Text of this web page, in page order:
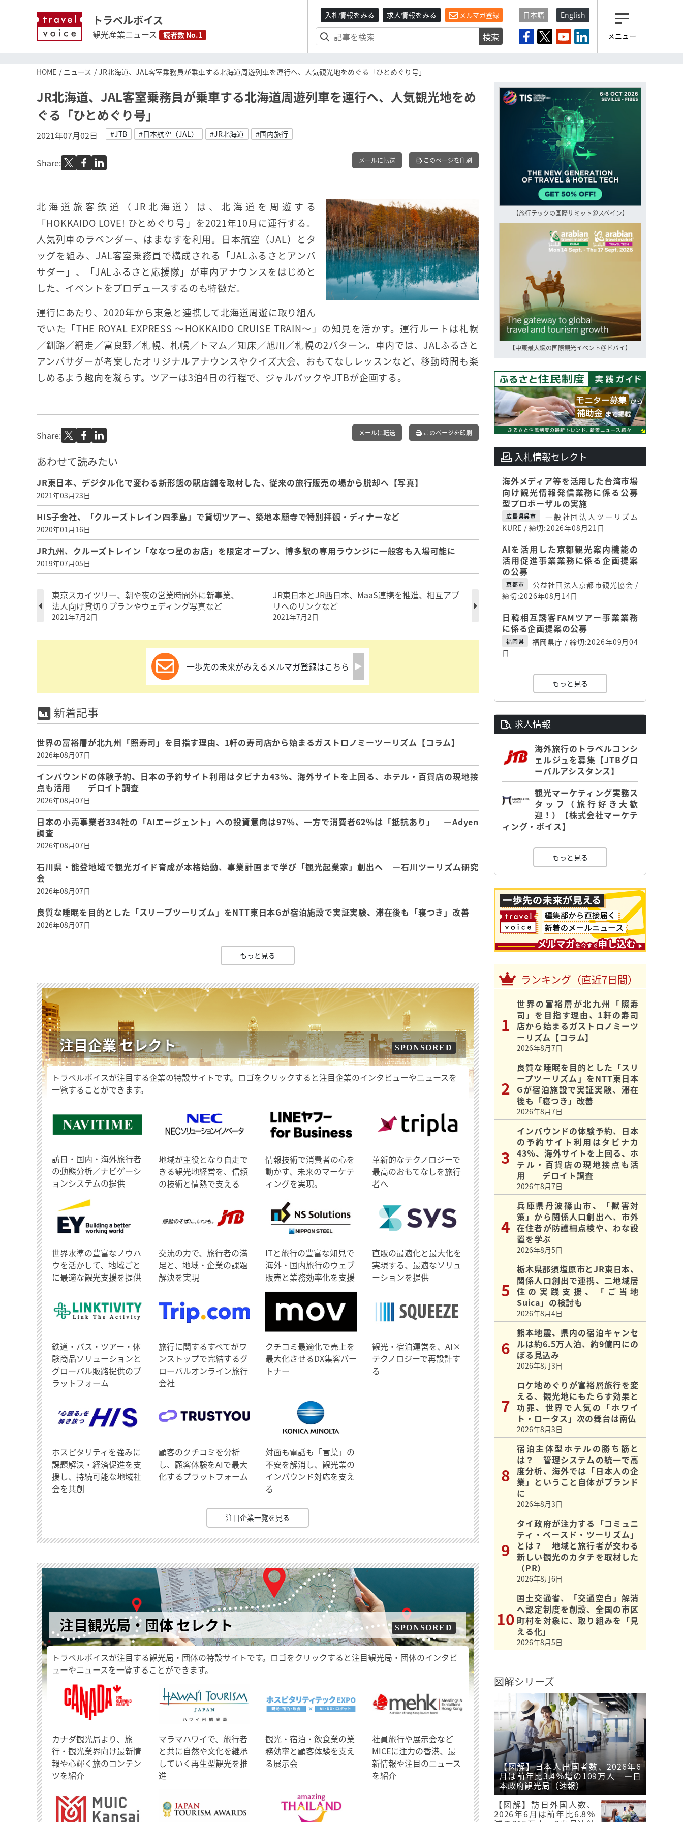
トラベルボイス
観光産業ニュース 読者数 No.1
入札情報をみる 求人情報をみる メルマガ登録
検索
日本語 English
メニュー
HOME ニュース JR北海道、JAL客室乗務員が乗車する北海道周遊列車を運行へ、人気観光地をめぐる「ひとめぐり号」
JR北海道、JAL客室乗務員が乗車する北海道周遊列車を運行へ、人気観光地をめ
ぐる「ひとめぐり号」
2021年07月02日 #JTB #日本航空（JAL） #JR北海道 #国内旅行
Share: メールに転送 このページを印刷
北海道旅客鉄道（JR北海道）は、北海道を周遊する
「HOKKAIDO LOVE! ひとめぐり号」を2021年10月に運行する。
人気列車のラベンダー、はまなすを利用。日本航空（JAL）とタ
ッグを組み、JAL客室乗務員で構成される「JALふるさとアンバ
サダー」、「JALふるさと応援隊」が車内アナウンスをはじめと
した、イベントをプロデュースするのも特徴だ。
運行にあたり、2020年から東急と連携して北海道周遊に取り組ん
でいた「THE ROYAL EXPRESS ～HOKKAIDO CRUISE TRAIN～」の知見を活かす。運行ルートは札幌
／釧路／網走／富良野／札幌、札幌／トマム／知床／旭川／札幌の2パターン。車内では、JALふるさと
アンバサダーが考案したオリジナルアナウンスやクイズ大会、おもてなしレッスンなど、移動時間も楽
しめるよう趣向を凝らす。ツアーは3泊4日の行程で、ジャルパックやJTBが企画する。
Share: メールに転送 このページを印刷
あわせて読みたい
JR東日本、デジタル化で変わる新形態の駅店舗を取材した、従来の旅行販売の場から脱却へ【写真】
2021年03月23日
HIS子会社、「クルーズトレイン四季島」で貸切ツアー、築地本願寺で特別拝観・ディナーなど
2020年01月16日
JR九州、クルーズトレイン「ななつ星のお店」を限定オープン、博多駅の専用ラウンジに一般客も入場可能に
2019年07月05日
東京スカイツリー、朝や夜の営業時間外に新事業、
法人向け貸切りプランやウェディング写真など
2021年7月2日
JR東日本とJR西日本、MaaS連携を推進、相互アプ
リへのリンクなど
2021年7月2日
一歩先の未来がみえるメルマガ登録はこちら
新着記事
世界の富裕層が北九州「照寿司」を目指す理由、1軒の寿司店から始まるガストロノミーツーリズム【コラム】
2026年08月07日
インバウンドの体験予約、日本の予約サイト利用はタビナカ43％、海外サイトを上回る、ホテル・百貨店の現地接
点も活用 ―デロイト調査
2026年08月07日
日本の小売事業者334社の「AIエージェント」への投資意向は97％、一方で消費者62％は「抵抗あり」 ―Adyen
調査
2026年08月07日
石川県・能登地域で観光ガイド育成が本格始動、事業計画まで学び「観光起業家」創出へ ―石川ツーリズム研究
会
2026年08月07日
良質な睡眠を目的とした「スリープツーリズム」をNTT東日本Gが宿泊施設で実証実験、滞在後も「寝つき」改善
2026年08月07日
もっと見る
注目企業 セレクト SPONSORED
トラベルボイスが注目する企業の特設サイトです。ロゴをクリックすると注目企業のインタビューやニュースを
一覧することができます。
訪日・国内・海外旅行者
の動態分析／ナビゲーシ
ョンシステムの提供
地域が主役となり自走で
きる観光地経営を、信頼
の技術と情熱で支える
情報技術で消費者の心を
動かす、未来のマーケテ
ィングを実現。
革新的なテクノロジーで
最高のおもてなしを旅行
者へ
世界水準の豊富なノウハ
ウを活かして、地域ごと
に最適な観光支援を提供
交流の力で、旅行者の満
足と、地域・企業の課題
解決を実現
ITと旅行の豊富な知見で
海外・国内旅行のウェブ
販売と業務効率化を支援
直販の最適化と最大化を
実現する、最適なソリュ
ーションを提供
鉄道・バス・ツアー・体
験商品ソリューションと
グローバル販路提供のプ
ラットフォーム
旅行に関するすべてがワ
ンストップで完結するグ
ローバルオンライン旅行
会社
クチコミ最適化で売上を
最大化させるDX集客パー
トナー
観光・宿泊運営を、AI×
テクノロジーで再設計す
る
ホスピタリティを強みに
課題解決・経済促進を支
援し、持続可能な地域社
会を共創
顧客のクチコミを分析
し、顧客体験をAIで最大
化するプラットフォーム
対面も電話も「言葉」の
不安を解消し、観光業の
インバウンド対応を支え
る
注目企業一覧を見る
注目観光局・団体 セレクト SPONSORED
トラベルボイスが注目する観光局・団体の特設サイトです。ロゴをクリックすると注目観光局・団体のインタビ
ューやニュースを一覧することができます。
​カナダ観光局より、旅
行・観光業界向け最新情
報や心輝く旅のコンテン
ツを紹介
マラマハワイで、旅行者
と共に自然や文化を継承
していく再生型観光を推
進
観光・宿泊・飲食業の業
務効率と顧客体験を支え
る展示会
社員旅行や展示会など
MICEに注力の香港、最
新情報や注目のニュース
を紹介
【旅行テックの国際サミット＠スペイン】
【中東最大級の国際観光イベント＠ドバイ】
入札情報セレクト
海外メディア等を活用した台湾市場
向け観光情報発信業務に係る公募
型プロポーザルの実施
広島県呉市
一般社団法人ツーリズム
KURE / 締切:2026年08月21日
AIを活用した京都観光案内機能の
活用促進事業業務に係る企画提案
の公募
京都市
公益社団法人京都市観光協会 /
締切:2026年08月14日
日韓相互誘客FAMツアー事業業務
に係る企画提案の公募
福岡県
福岡県庁 / 締切:2026年09月04
日
もっと見る
求人情報
海外旅行のトラベルコンシ
ェルジュを募集【JTBグロ
ーバルアシスタンス】
観光マーケティング実務ス
タッフ（旅行好き大歓
迎！）【株式会社マーケテ
ィング・ボイス】
もっと見る
ランキング（直近7日間）
世界の富裕層が北九州「照寿
司」を目指す理由、1軒の寿司
店から始まるガストロノミーツ
ーリズム【コラム】
2026年8月7日
良質な睡眠を目的とした「スリ
ープツーリズム」をNTT東日本
Gが宿泊施設で実証実験、滞在
後も「寝つき」改善
2026年8月7日
インバウンドの体験予約、日本
の予約サイト利用はタビナカ
43％、海外サイトを上回る、ホ
テル・百貨店の現地接点も活
用 ―デロイト調査
2026年8月7日
兵庫県丹波篠山市、「獣害対
策」から関係人口創出へ、市外
在住者が防護柵点検や、わな設
置を学ぶ
2026年8月5日
栃木県那須塩原市とJR東日本、
関係人口創出で連携、二地域居
住の実践支援、「ご当地
Suica」の検討も
2026年8月4日
熊本地震、県内の宿泊キャンセ
ルは約6.5万人泊、約9億円にの
ぼる見込み
2026年8月3日
ロケ地めぐりが富裕層旅行を変
える、観光地にもたらす効果と
功罪、世界で人気の「ホワイ
ト・ロータス」次の舞台は南仏
2026年8月3日
宿泊主体型ホテルの勝ち筋と
は？ 管理システムの統一で高
度分析、海外では「日本人の企
業」ということ自体がブランド
に
2026年8月3日
タイ政府が注力する「コミュニ
ティ・ベースド・ツーリズム」
とは？ 地域と旅行者が交わる
新しい観光のカタチを取材した
（PR）
2026年8月6日
国土交通省、「交通空白」解消
へ認定制度を創設、全国の市区
町村を対象に、取り組みを「見
える化」
2026年8月5日
図解シリーズ
【図解】日本人出国者数、2026年6
月は前年比3.4％増の109万人 ―日
本政府観光局（速報）
【図解】訪日外国人数、
2026年6月は前年比6.8％
観光産業ニュース「トラベ
登録済みですよね？
もし未だ登録していないなら…
いますぐ登録する